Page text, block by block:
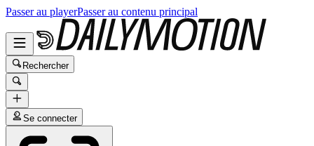
Passer au playerPasser au contenu principal
Rechercher
Se connecter